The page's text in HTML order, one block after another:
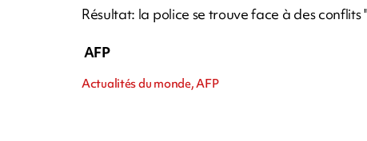
Résultat: la police se trouve face à des
AFP
Actualités du monde, AFP